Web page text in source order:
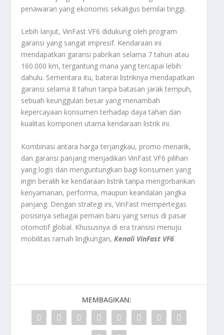
penawaran yang ekonomis sekaligus bernilai tinggi.
Lebih lanjut, VinFast VF6 didukung oleh program
garansi yang sangat impresif. Kendaraan ini
mendapatkan garansi pabrikan selama 7 tahun atau
160.000 km, tergantung mana yang tercapai lebih
dahulu. Sementara itu, baterai listriknya mendapatkan
garansi selama 8 tahun tanpa batasan jarak tempuh,
sebuah keunggulan besar yang menambah
kepercayaan konsumen terhadap daya tahan dan
kualitas komponen utama kendaraan listrik ini.
Kombinasi antara harga terjangkau, promo menarik,
dan garansi panjang menjadikan VinFast VF6 pilihan
yang logis dan menguntungkan bagi konsumen yang
ingin beralih ke kendaraan listrik tanpa mengorbankan
kenyamanan, performa, maupun keandalan jangka
panjang. Dengan strategi ini, VinFast mempertegas
posisinya sebagai pemain baru yang serius di pasar
otomotif global. Khususnya di era transisi menuju
mobilitas ramah lingkungan,Kenali VinFast VF6.
MEMBAGIKAN: